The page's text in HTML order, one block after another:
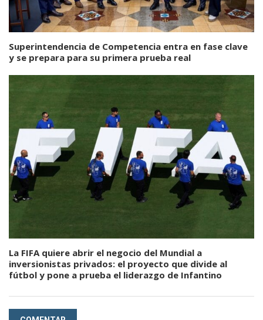
Superintendencia de Competencia entra en fase clave
y se prepara para su primera prueba real
La FIFA quiere abrir el negocio del Mundial a
inversionistas privados: el proyecto que divide al
fútbol y pone a prueba el liderazgo de Infantino